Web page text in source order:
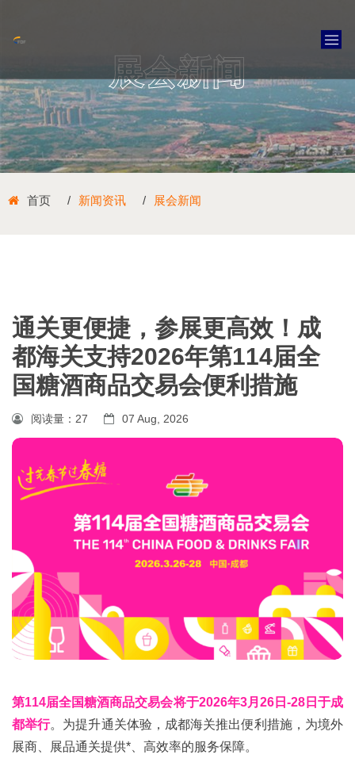
展会新闻
首页 新闻资讯 展会新闻
通关更便捷，参展更高效！成
都海关支持2026年第114届全
国糖酒商品交易会便利措施
阅读量： 27 07 Aug, 2026
第114届全国糖酒商品交易会将于2026年3月26日-28日于成
都举行。为提升通关体验，成都海关推出便利措施，为境外
展商、展品通关提供*、高效率的服务保障。